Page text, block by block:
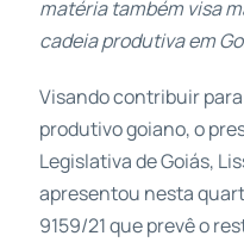
matéria também visa
cadeia produtiva em
Visando contribuir
produtivo goiano, o
Legislativa de Goiás,
apresentou nesta
9159/21 que prevê o